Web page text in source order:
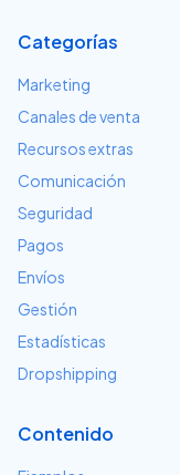
Categorías
Marketing
Canales de venta
Recursos extras
Comunicación
Seguridad
Pagos
Envíos
Gestión
Estadísticas
Dropshipping
Contenido